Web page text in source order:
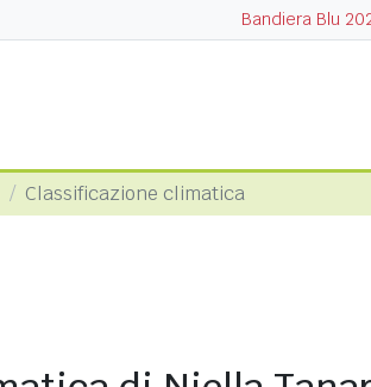
Bandiera Blu
Classificazione climatica